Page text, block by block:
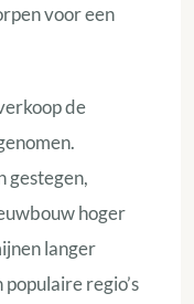
voor een
de
gestegen,
hoger
langer
regio’s